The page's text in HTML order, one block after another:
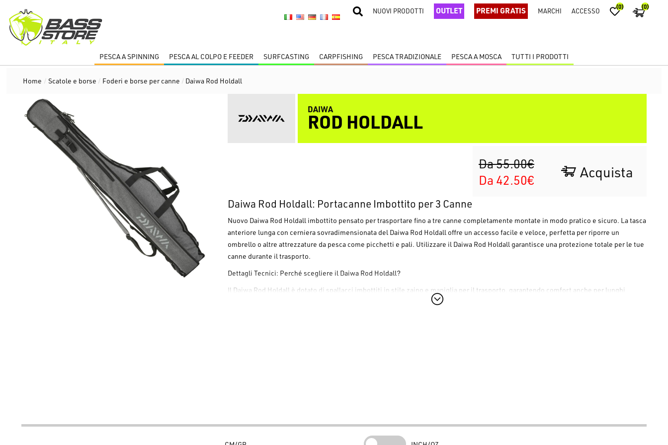
NUOVI PRODOTTI OUTLET PREMI GRATIS MARCHI ACCESSO (0) (0)
PESCA A SPINNING PESCA AL COLPO E FEEDER SURFCASTING CARPFISHING PESCA TRADIZIONALE PESCA A MOSCA TUTTI I PRODOTTI
Home / Scatole e borse / Foderi e borse per canne / Daiwa Rod Holdall
DAIWA
ROD HOLDALL
Da 55.00€
Da 42.50€
Acquista
Daiwa Rod Holdall: Portacanne Imbottito per 3 Canne
Nuovo Daiwa Rod Holdall imbottito pensato per trasportare fino a tre canne completamente montate in modo pratico e sicuro. La tasca
anteriore lunga con cerniera sovradimensionata del Daiwa Rod Holdall offre un accesso facile e veloce, perfetta per riporre un
ombrello o altre attrezzature da pesca come picchetti e pali. Utilizzare il Daiwa Rod Holdall garantisce una protezione totale per le tue
canne durante il trasporto.
Dettagli Tecnici: Perché scegliere il Daiwa Rod Holdall?
Il Daiwa Rod Holdall è dotato di spallacci imbottiti in stile zaino e maniglia per il trasporto, garantendo comfort anche per lunghi
protegge l'attrezzatura dall'umidità, mentre il fondo in gomma
Trasporto Confortevole:Gli spallacci in stile zaino rendono agevoli anche i lunghi tragitti a piedi.
Resistenza Estrema:
Cerniere anticorrosione e fondo in gomma per una massima durata nel tempo.